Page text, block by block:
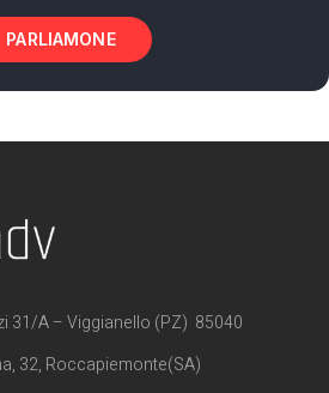
PARLIAMONE
31/A – Viggianello (PZ) 85040
32, Roccapiemonte(SA)